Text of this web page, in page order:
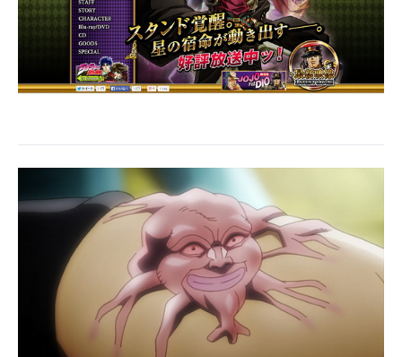
製造業のIT導入・活用を支援
モノづくり技術者専門サイト
エレクトロニクス専門サイト
建設×テクノロジーの最前線
ちょっと気になるネットの話題